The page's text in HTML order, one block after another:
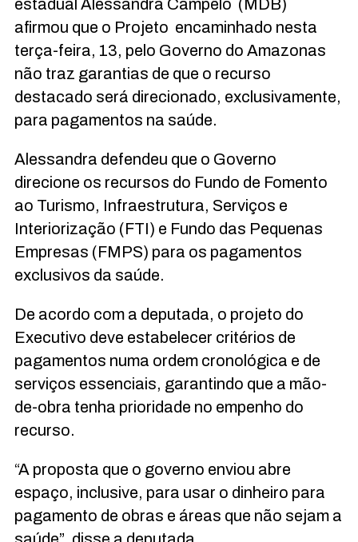
estadual Alessandra Campêlo (MDB)
afirmou que o Projeto encaminhado nesta
terça-feira, 13, pelo Governo do Amazonas
não traz garantias de que o recurso
destacado será direcionado, exclusivamente,
para pagamentos na saúde.
Alessandra defendeu que o Governo
direcione os recursos do Fundo de Fomento
ao Turismo, Infraestrutura, Serviços e
Interiorização (FTI) e Fundo das Pequenas
Empresas (FMPS) para os pagamentos
exclusivos da saúde.
De acordo com a deputada, o projeto do
Executivo deve estabelecer critérios de
pagamentos numa ordem cronológica e de
serviços essenciais, garantindo que a mão-
de-obra tenha prioridade no empenho do
recurso.
“A proposta que o governo enviou abre
espaço, inclusive, para usar o dinheiro para
pagamento de obras e áreas que não sejam a
saúde”, disse a deputada.